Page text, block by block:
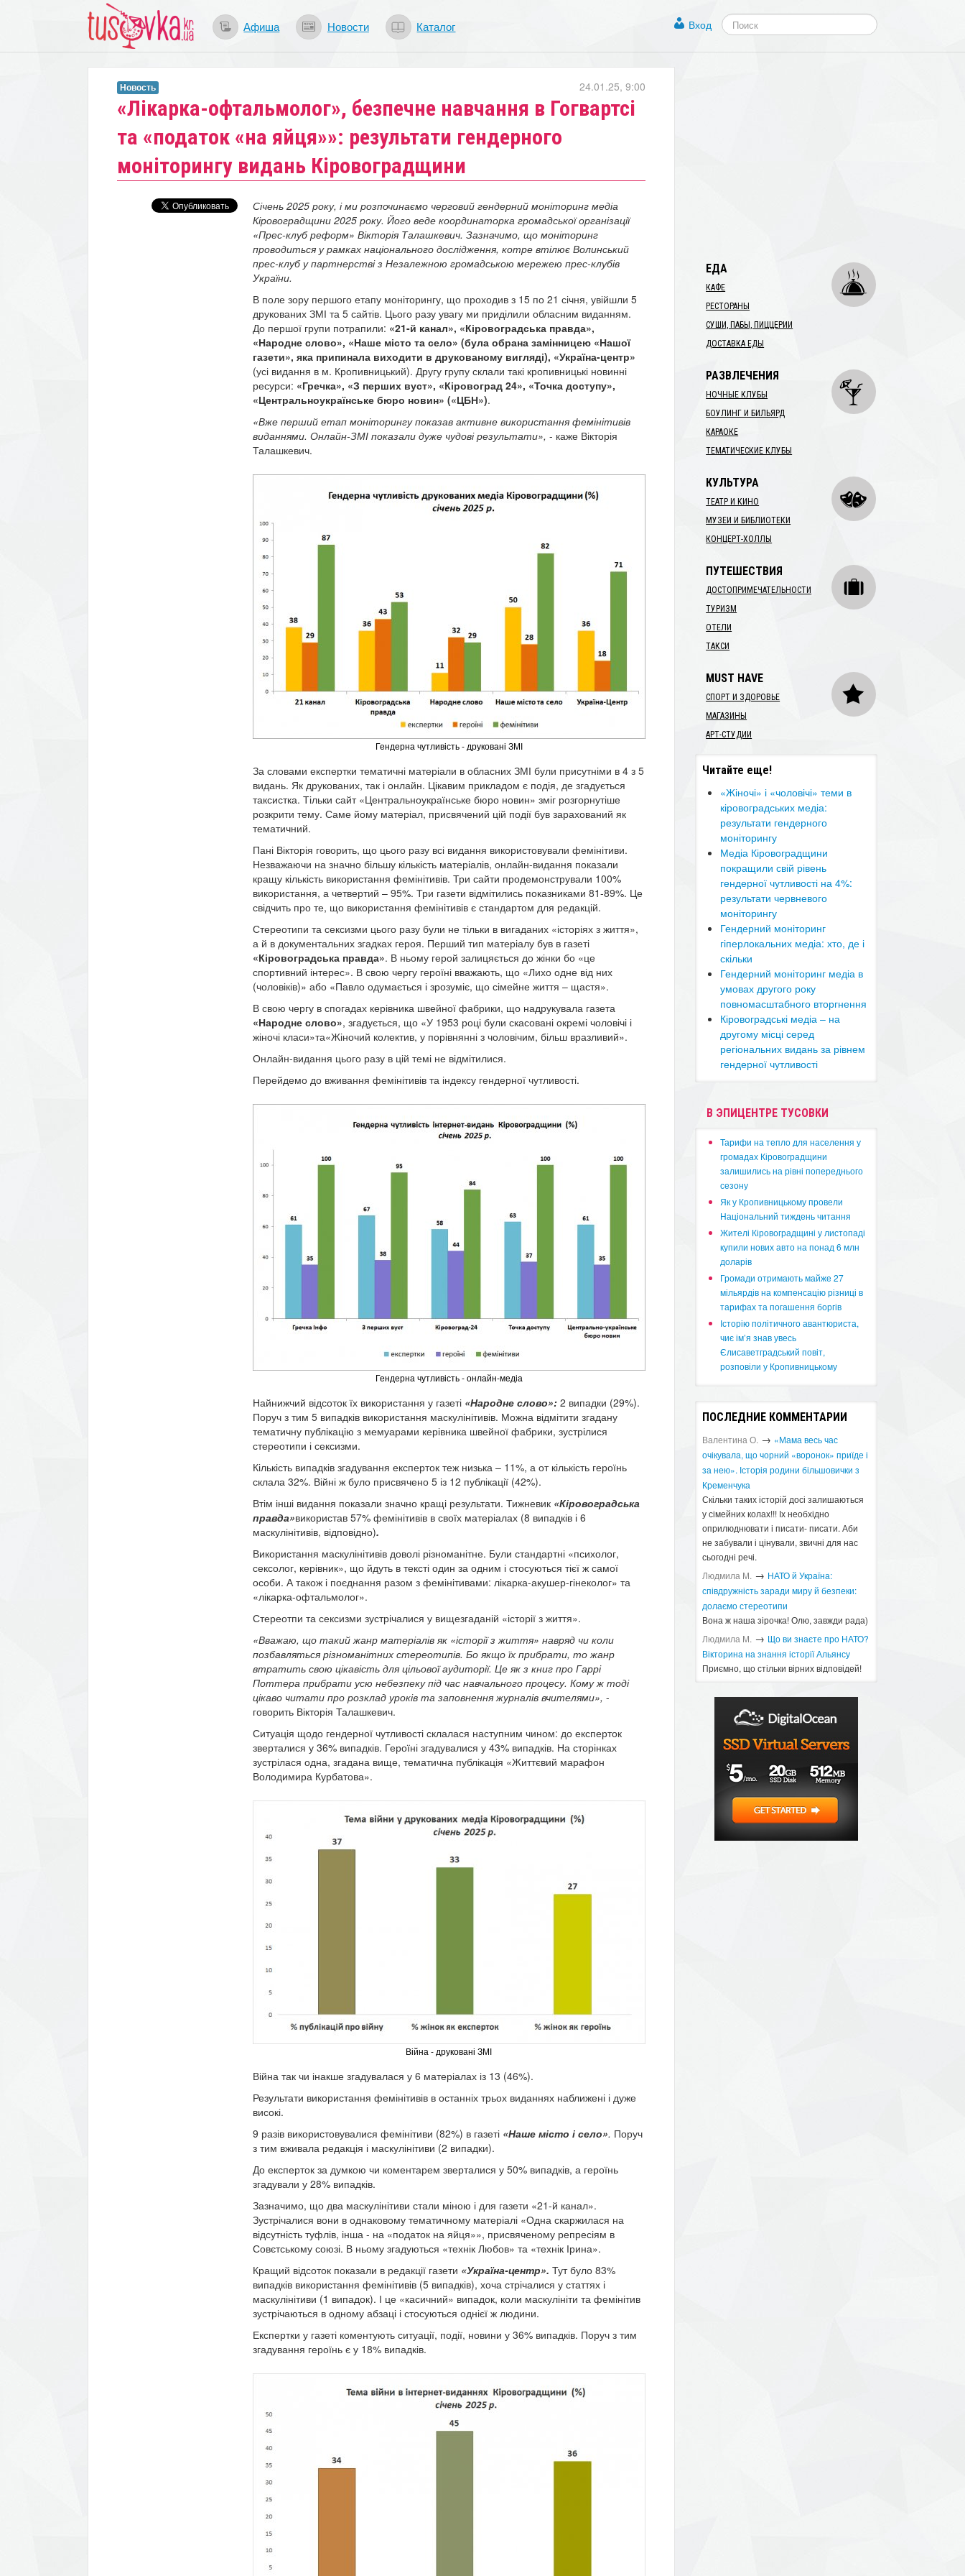
Афиша Новости Каталог Вход
​«Лікарка-офтальмолог», безпечне навчання в Гогвартсі
та «податок «на яйця»»: результати гендерного
моніторингу видань Кіровоградщини
24.01.25, 9:00
Новость
Січень 2025 року, і ми розпочинаємо черговий гендерний моніторинг медіа
Кіровоградщини 2025 року. Його веде координаторка громадської організації
«Прес-клуб реформ» Вікторія Талашкевич. Зазначимо, що моніторинг
проводиться у рамках національного дослідження, котре втілює Волинський
прес-клуб у партнерстві з Незалежною громадською мережею прес-клубів
України.
В поле зору першого етапу моніторингу, що проходив з 15 по 21 січня, увійшли 5
друкованих ЗМІ та 5 сайтів. Цього разу увагу ми приділили обласним виданням.
До першої групи потрапили: «21-й канал», «Кіровоградська правда»,
«Народне слово», «Наше місто та село» (була обрана замінницею «Нашої
газети», яка припинала виходити в друкованому вигляді), «Україна-центр»
(усі видання в м. Кропивницький). Другу групу склали такі кропивницькі новинні
ресурси: «Гречка», «З перших вуст», «Кіровоград 24», «Точка доступу»,
«Центральноукраїнське бюро новин» («ЦБН»).
«Вже перший етап моніторингу показав активне використання фемінітивів
виданнями. Онлайн-ЗМІ показали дуже чудові результати», - каже Вікторія
Талашкевич.
Гендерна чутливість - друковані ЗМІ
За словами експертки тематичні матеріали в обласних ЗМІ були присутніми в 4 з 5
видань. Як друкованих, так і онлайн. Цікавим прикладом є подія, де згадується
таксистка. Тільки сайт «Центральноукраїнське бюро новин» зміг розгорнутіше
розкрити тему. Саме йому матеріал, присвячений цій події був зарахований як
тематичний.
Пані Вікторія говорить, що цього разу всі видання використовували фемінітиви.
Незважаючи на значно більшу кількість матеріалів, онлайн-видання показали
кращу кількість використання фемінітивів. Три сайти продемонстрували 100%
використання, а четвертий – 95%. Три газети відмітились показниками 81-89%. Це
свідчить про те, що використання фемінітивів є стандартом для редакцій.
Стереотипи та сексизми цього разу були не тільки в вигаданих «історіях з життя»,
а й в документальних згадках героя. Перший тип матеріалу був в газеті
«Кіровоградська правда». В ньому герой залицяється до жінки бо «це
спортивний інтерес». В свою чергу героїні вважають, що «Лихо одне від них
(чоловіків)» або «Павло одумається і зрозуміє, що сімейне життя – щастя».
В свою чергу в спогадах керівника швейної фабрики, що надрукувала газета
«Народне слово», згадується, що «У 1953 році були скасовані окремі чоловічі і
жіночі класи»та«Жіночий колектив, у порівнянні з чоловічим, більш вразливий».
Онлайн-видання цього разу в цій темі не відмітилися.
Перейдемо до вживання фемінітивів та індексу гендерної чутливості.
Гендерна чутливість - онлайн-медіа
Найнижчий відсоток їх використання у газеті «Народне слово»: 2 випадки (29%).
Поруч з тим 5 випадків використання маскулінітивів. Можна відмітити згадану
тематичну публікацію з мемуарами керівника швейної фабрики, зустрілися
стереотипи і сексизми.
Кількість випадків згадування експерток теж низька – 11%, а от кількість героїнь
склала 32%. Війні ж було присвячено 5 із 12 публікації (42%).
Втім інші видання показали значно кращі результати. Тижневик «Кіровоградська
правда»використав 57% фемінітивів в своїх матеріалах (8 випадків і 6
маскулінітивів, відповідно).
Використання маскулінітивів доволі різноманітне. Були стандартні «психолог,
сексолог, керівник», що йдуть в тексті один за одним і стосуються тієї ж самої
особи. А також і поєднання разом з фемінітивами: лікарка-акушер-гінеколог» та
«лікарка-офтальмолог».
Стереотпи та сексизми зустрічалися у вищезгаданій «історії з життя».
«Вважаю, що такий жанр матеріалів як «історії з життя» навряд чи коли
позбавляться різноманітних стереотипів. Бо якщо їх прибрати, то жанр
втратить свою цікавість для цільової аудиторії. Це як з книг про Гаррі
Поттера прибрати усю небезпеку під час навчального процесу. Кому ж тоді
цікаво читати про розклад уроків та заповнення журналів вчителями», -
говорить Вікторія Талашкевич.
Ситуація щодо гендерної чутливості склалася наступним чином: до експерток
зверталися у 36% випадків. Героїні згадувалися у 43% випадків. На сторінках
зустрілася одна, згадана вище, тематична публікація «Життєвий марафон
Володимира Курбатова».
Війна - друковані ЗМІ
Війна так чи інакше згадувалася у 6 матеріалах із 13 (46%).
Результати використання фемінітивів в останніх трьох виданнях наближені і дуже
високі.
9 разів використовувалися фемінітиви (82%) в газеті «Наше місто і село». Поруч
з тим вживала редакція і маскулінітиви (2 випадки).
До експерток за думкою чи коментарем зверталися у 50% випадків, а героїнь
згадували у 28% випадків.
Зазначимо, що два маскулінітиви стали міною і для газети «21-й канал».
Зустрічалися вони в однаковому тематичному матеріалі «Одна скаржилася на
відсутність туфлів, інша - на «податок на яйця»», присвяченому репресіям в
Совєтському союзі. В ньому згадуються «технік Любов» та «технік Ірина».
Кращий відсоток показали в редакції газети «Україна-центр». Тут було 83%
випадків використання фемінітивів (5 випадків), хоча стрічалися у статтях і
маскулінітиви (1 випадок). І це «касичний» випадок, коли маскулініти та фемінітив
зустрічаються в одному абзаці і стосуються однієї ж людини.
Експертки у газеті коментують ситуації, події, новини у 36% випадків. Поруч з тим
згадування героїнь є у 18% випадків.
ЕДА
КАФЕ
РЕСТОРАНЫ
СУШИ, ПАБЫ, ПИЦЦЕРИИ
ДОСТАВКА ЕДЫ
РАЗВЛЕЧЕНИЯ
НОЧНЫЕ КЛУБЫ
БОУЛИНГ И БИЛЬЯРД
КАРАОКЕ
ТЕМАТИЧЕСКИЕ КЛУБЫ
КУЛЬТУРА
ТЕАТР И КИНО
МУЗЕИ И БИБЛИОТЕКИ
КОНЦЕРТ-ХОЛЛЫ
ПУТЕШЕСТВИЯ
ДОСТОПРИМЕЧАТЕЛЬНОСТИ
ТУРИЗМ
ОТЕЛИ
ТАКСИ
MUST HAVE
СПОРТ И ЗДОРОВЬЕ
МАГАЗИНЫ
АРТ-СТУДИИ
Читайте еще!
«Жіночі» і «чоловічі» теми в
кіровоградських медіа:
результати гендерного
моніторингу
​Медіа Кіровоградщини
покращили свій рівень
гендерної чутливості на 4%:
результати червневого
моніторингу
​Гендерний моніторинг
гіперлокальних медіа: хто, де і
скільки
​Гендерний моніторинг медіа в
умовах другого року
повномасштабного вторгнення
​Кіровоградські медіа – на
другому місці серед
регіональних видань за рівнем
гендерної чутливості
В ЭПИЦЕНТРЕ ТУСОВКИ
​Тарифи на тепло для населення у
громадах Кіровоградщини
залишились на рівні попереднього
сезону
​Як у Кропивницькому провели
Національний тиждень читання
​Жителі Кіровоградщині у листопаді
купили нових авто на понад 6 млн
доларів
​Громади отримають майже 27
мільярдів на компенсацію різниці в
тарифах та погашення боргів
Історію політичного авантюриста,
чиє ім’я знав увесь
Єлисаветградський повіт,
розповіли у Кропивницькому
ПОСЛЕДНИЕ КОММЕНТАРИИ
Валентина О. → «Мама весь час
очікувала, що чорний «воронок» приїде і
за нею». Історія родини більшовички з
Кременчука
Скільки таких історій досі залишаються
у сімейних колах!!! Іх необхідно
оприлюднювати і писати- писати. Аби
не забували і цінували, звичні для нас
сьогодні речі.
Людмила М. → ​НАТО й Україна:
співдружність заради миру й безпеки:
долаємо стереотипи
Вона ж наша зірочка! Олю, завжди рада)
Людмила М. → Що ви знаєте про НАТО?
Вікторина на знання історії Альянсу ​
Приємно, що стільки вірних відповідей!